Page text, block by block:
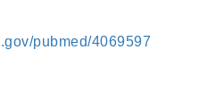
pubmed/4069597